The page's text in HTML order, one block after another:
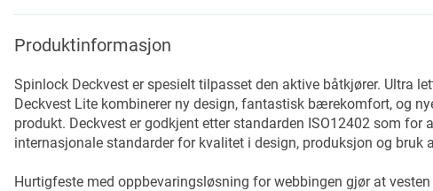
the
beginning
the
images
gallery
Produktinformasjon
Spinlock Deckvest er spesielt tilpasset den aktive båtkjører. Ultra
Deckvest Lite kombinerer ny design, fantastisk bærekomfort, og
produkt. Deckvest er godkjent etter standarden ISO12402 som for
internasjonale standarder for kvalitet i design, produksjon og bruk
Hurtigfeste med oppbevaringsløsning for webbingen gjør at